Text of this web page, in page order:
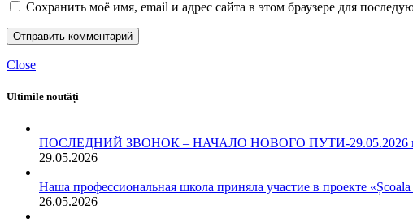
Сохранить моё имя, email и адрес сайта в этом браузере для
Close
Ultimile noutăți
ПОСЛЕДНИЙ ЗВОНОК – НАЧАЛО НОВОГО ПУТИ-29.05.2026
29.05.2026
Наша профессиональная школа приняла участие в проекте
26.05.2026